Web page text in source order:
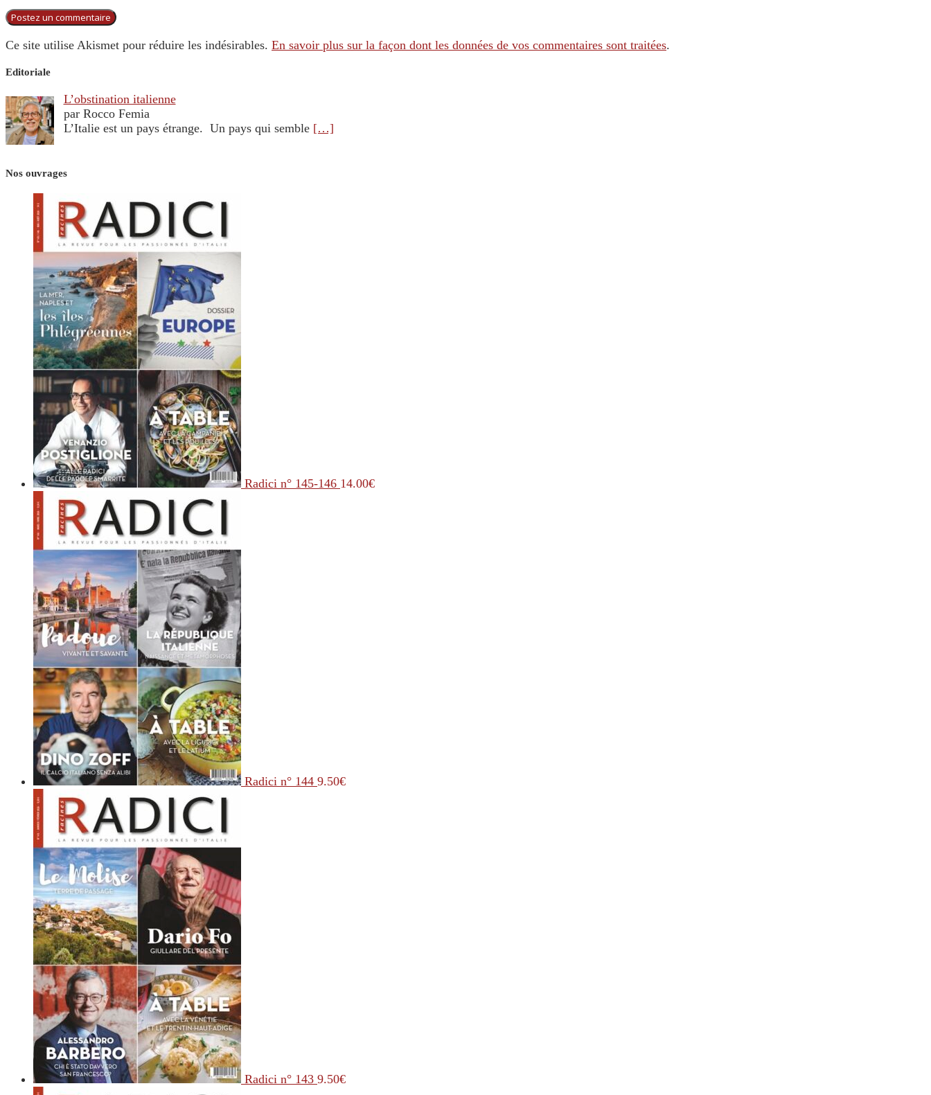
Ce site utilise Akismet pour réduire les indésirables. En savoir plus sur la façon dont les données de vos commentaires sont traitées.
Editoriale
L’obstination italienne
par Rocco Femia
L’Italie est un pays étrange. Un pays qui semble […]
Nos ouvrages
Radici n° 145-146 14.00€
Radici n° 144 9.50€
Radici n° 143 9.50€